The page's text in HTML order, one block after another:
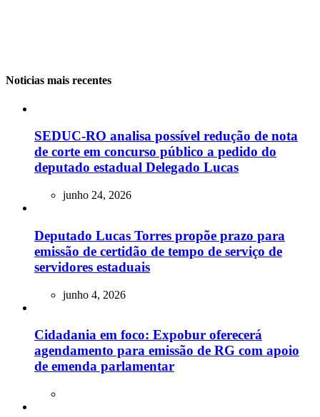
Noticias mais recentes
SEDUC-RO analisa possível redução de nota
de corte em concurso público a pedido do
deputado estadual Delegado Lucas
junho 24, 2026
Deputado Lucas Torres propõe prazo para
emissão de certidão de tempo de serviço de
servidores estaduais
junho 4, 2026
Cidadania em foco: Expobur oferecerá
agendamento para emissão de RG com apoio
de emenda parlamentar